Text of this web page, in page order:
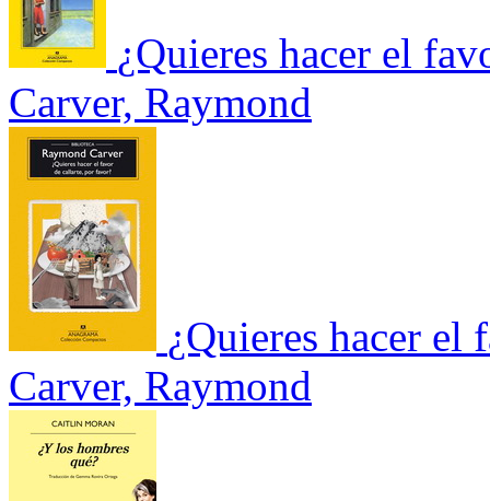
¿Quieres hacer el
Carver, Raymond
¿Quieres hacer el
Carver, Raymond